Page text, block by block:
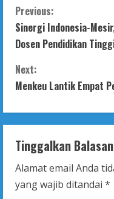
C
o
n
t
i
n
u
Previous:
Sinergi Indonesia-
Dosen Pendidikan
Next:
Menkeu Lantik Empat
Tinggalkan Balasan
Alamat email Anda
yang wajib ditandai *